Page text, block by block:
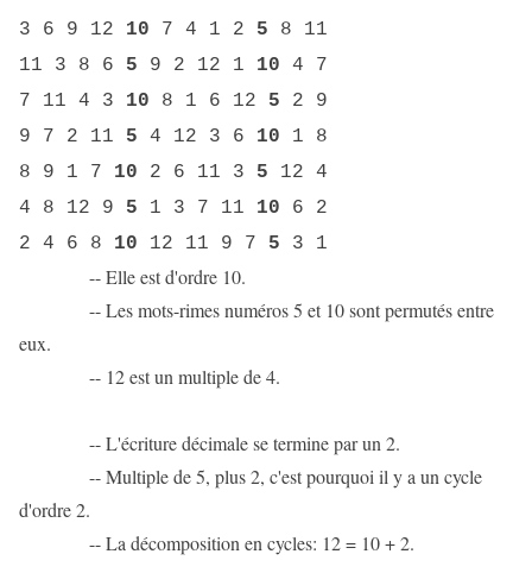
3 6 9 12 10 7 4 1 2 5 8 11
11 3 8 6 5 9 2 12 1 10 4 7
7 11 4 3 10 8 1 6 12 5 2 9
9 7 2 11 5 4 12 3 6 10 1 8
8 9 1 7 10 2 6 11 3 5 12 4
4 8 12 9 5 1 3 7 11 10 6 2
2 4 6 8 10 12 11 9 7 5 3 1
-- Elle est d'ordre 10.
-- Les mots-rimes numéros 5 et 10 sont permutés entre
eux.
-- 12 est un multiple de 4.
-- L'écriture décimale se termine par un 2.
-- Multiple de 5, plus 2, c'est pourquoi il y a un cycle
d'ordre 2.
-- La décomposition en cycles: 12 = 10 + 2.